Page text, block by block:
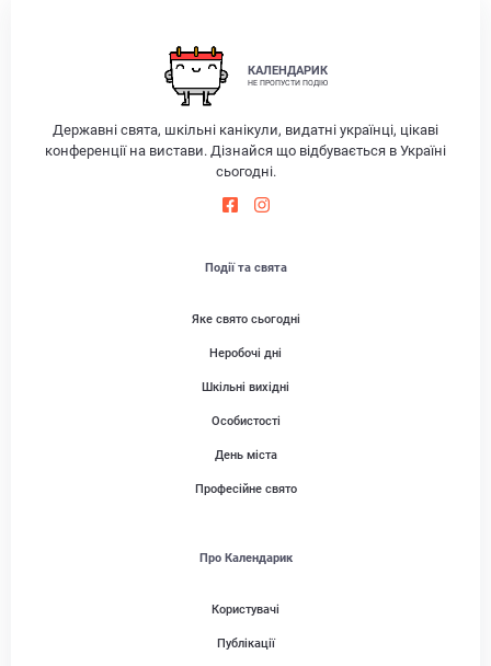
КАЛЕНДАРИК
НЕ ПРОПУСТИ ПОДІЮ
Державні свята, шкільні канікули, видатні українці, цікаві
конференції на вистави. Дізнайся що відбувається в Україні
сьогодні.
Події та свята
Яке свято сьогодні
Неробочі дні
Шкільні вихідні
Особистості
День міста
Професійне свято
Про Календарик
Користувачі
Публікації